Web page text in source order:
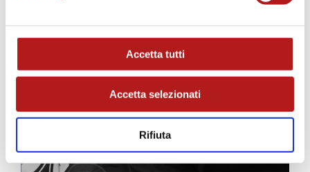
Accetta tutti
Accetta selezionati
Rifiuta